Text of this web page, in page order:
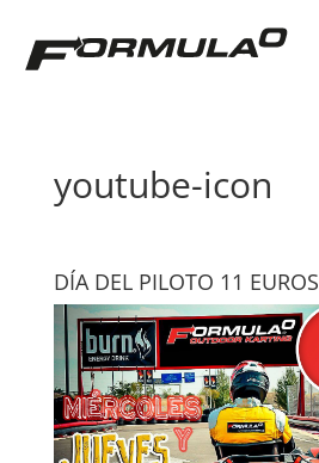
youtube-icon
DÍA DEL PILOTO 11 EUROS